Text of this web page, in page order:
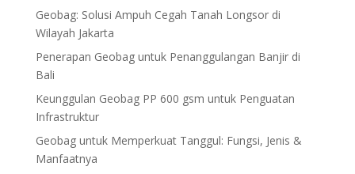
Geobag: Solusi Ampuh Cegah Tanah Longsor di
Wilayah Jakarta
Penerapan Geobag untuk Penanggulangan Banjir di
Bali
Keunggulan Geobag PP 600 gsm untuk Penguatan
Infrastruktur
Geobag untuk Memperkuat Tanggul: Fungsi, Jenis &
Manfaatnya